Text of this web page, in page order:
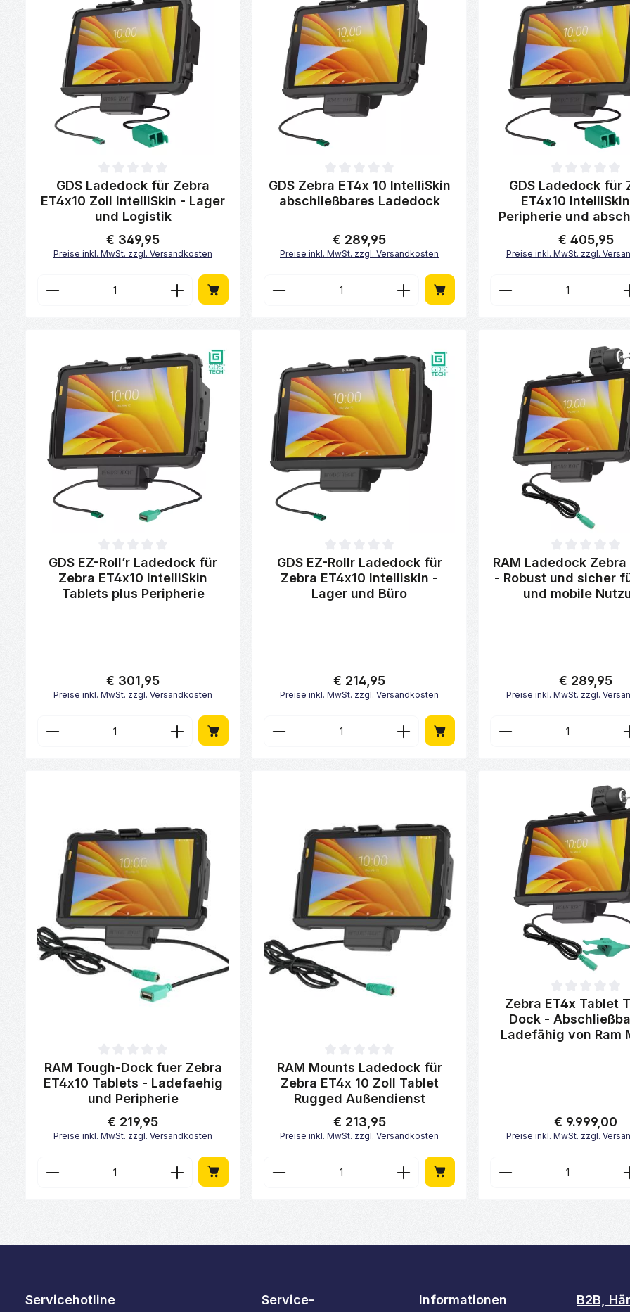
Durchschnittliche Bewertung von 0 von 5 Sternen
GDS Ladedock für Zebra
ET4x10 Zoll IntelliSkin - Lager
und Logistik
Regulärer Preis:
€ 349,95
Preise inkl. MwSt. zzgl. Versandkosten
Produkt Anzahl: Gib den gewünschten Wert ein oder benutze die
Durchschnittliche Bewertung von 0 von 5 Sternen
GDS Zebra ET4x 10 IntelliSkin
abschließbares Ladedock
Regulärer Preis:
€ 289,95
Preise inkl. MwSt. zzgl. Versandkosten
Produkt Anzahl: Gib den gewünschten
Durchschnittliche Bewertung
GDS Ladedock für
ET4x10
Peripherie und
Regulärer Preis:
€ 405,95
Preise inkl. MwSt. zzgl.
Produkt
Durchschnittliche Bewertung von 0 von 5 Sternen
GDS EZ-Roll’r Ladedock für
Zebra ET4x10 IntelliSkin
Tablets plus Peripherie
Regulärer Preis:
€ 301,95
Preise inkl. MwSt. zzgl. Versandkosten
Produkt Anzahl: Gib den gewünschten Wert ein oder benutze die
Durchschnittliche Bewertung von 0 von 5 Sternen
GDS EZ-Rollr Ladedock für
Zebra ET4x10 Intelliskin -
Lager und Büro
Regulärer Preis:
€ 214,95
Preise inkl. MwSt. zzgl. Versandkosten
Produkt Anzahl: Gib den gewünschten
Durchschnittliche Bewertung
RAM Ladedock Zebra
- Robust und sicher
und mobile
Regulärer Preis:
€ 289,95
Preise inkl. MwSt. zzgl.
Produkt
Durchschnittliche Bewertung von 0 von 5 Sternen
RAM Tough-Dock fuer Zebra
ET4x10 Tablets - Ladefaehig
und Peripherie
Regulärer Preis:
€ 219,95
Preise inkl. MwSt. zzgl. Versandkosten
Produkt Anzahl: Gib den gewünschten Wert ein oder benutze die
Durchschnittliche Bewertung von 0 von 5 Sternen
RAM Mounts Ladedock für
Zebra ET4x 10 Zoll Tablet
Rugged Außendienst
Regulärer Preis:
€ 213,95
Preise inkl. MwSt. zzgl. Versandkosten
Produkt Anzahl: Gib den gewünschten
Durchschnittliche Bewertung
Zebra ET4x Tablet
Dock -
Ladefähig von Ram
Regulärer Preis:
€ 9.999,00
Preise inkl. MwSt. zzgl.
Produkt
Servicehotline
Service-
Informationen
B2B,